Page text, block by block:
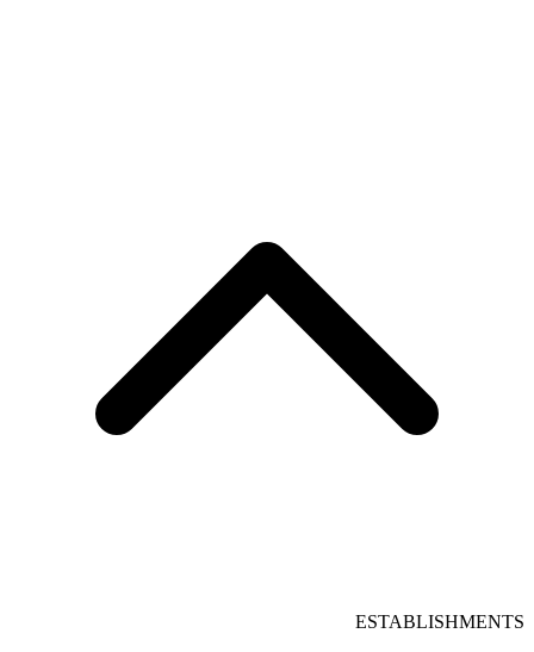
ESTABLISHMENTS